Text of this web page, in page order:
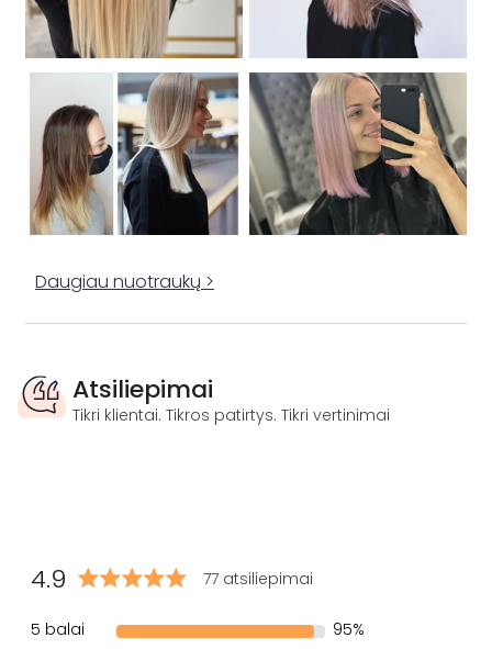
Daugiau nuotraukų >
Atsiliepimai
Tikri klientai. Tikros patirtys. Tikri vertinimai
4.9 77 atsiliepimai
5 balai
95%